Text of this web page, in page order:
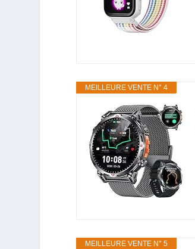
MEILLEURE VENTE N° 4
MEILLEURE VENTE N° 5